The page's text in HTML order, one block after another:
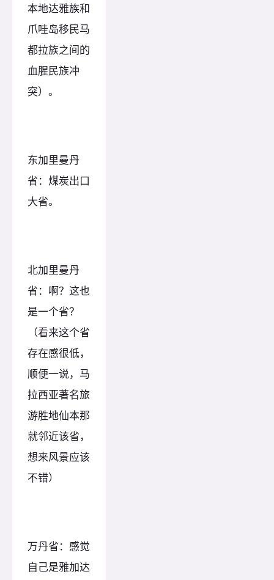
本地达雅族和
爪哇岛移民马
都拉族之间的
血腥民族冲
突）。
东加里曼丹
省：煤炭出口
大省。
北加里曼丹
省：啊？这也
是一个省？
（看来这个省
存在感很低，
顺便一说，马
拉西亚著名旅
游胜地仙本那
就邻近该省，
想来风景应该
不错）
万丹省：感觉
自己是雅加达